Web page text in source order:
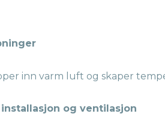
inn varm luft og skaper
og ventilasjon